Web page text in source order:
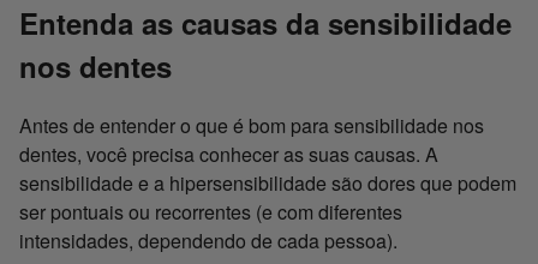
Entenda as causas da sensibilidade
nos dentes
Antes de entender o que é bom para sensibilidade nos
dentes, você precisa conhecer as suas causas. A
sensibilidade e a hipersensibilidade são dores que podem
ser pontuais ou recorrentes (e com diferentes
intensidades, dependendo de cada pessoa).